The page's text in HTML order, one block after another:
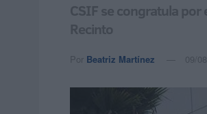
CSIF se congratula por
Recinto
Por Beatriz Martínez 09/